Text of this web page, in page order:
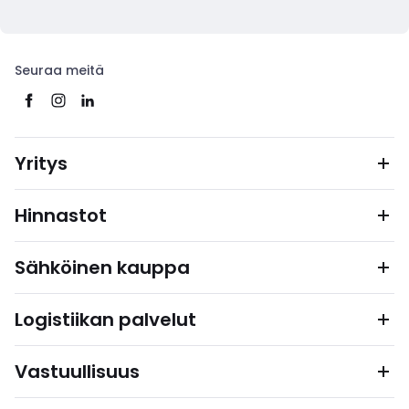
Seuraa meitä
Yritys
Hinnastot
Sähköinen kauppa
Logistiikan palvelut
Vastuullisuus